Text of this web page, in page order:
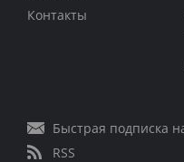
Контакты
Быстрая подписка
RSS